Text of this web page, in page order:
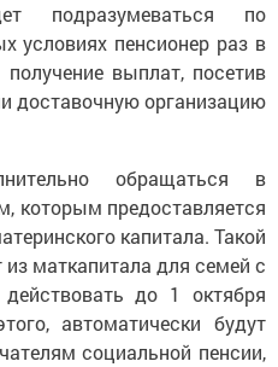
подразумеваться по
условиях пенсионер раз в
выплат, посетив
доставочную организацию
обращаться в
которым предоставляется
капитала. Такой
маткапитала для семей с
до 1 октября
автоматически будут
социальной пенсии,